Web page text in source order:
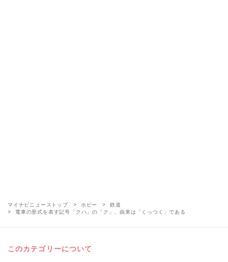
マイナビニューストップ ホビー
鉄道
電車の形式を表す記号「クハ」の「ク」、由来は「くっつく」である
このカテゴリーについて